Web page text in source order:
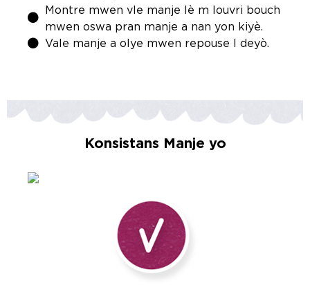
Montre mwen vle manje lè m louvri bouch
mwen oswa pran manje a nan yon kiyè.
Vale manje a olye mwen repouse l deyò.
Konsistans Manje yo